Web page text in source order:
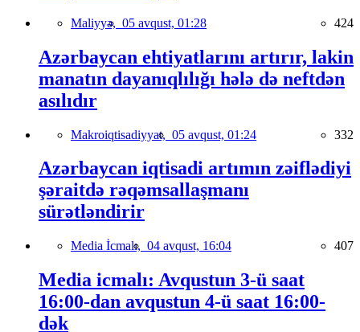
Maliyyə, 05 avqust, 01:28 424
Azərbaycan ehtiyatlarını artırır, lakin
manatın dayanıqlılığı hələ də neftdən
asılıdır
Makroiqtisadiyyat, 05 avqust, 01:24 332
Azərbaycan iqtisadi artımın zəiflədiyi
şəraitdə rəqəmsallaşmanı
sürətləndirir
Media İcmalı, 04 avqust, 16:04 407
Media icmalı: Avqustun 3-ü saat
16:00-dan avqustun 4-ü saat 16:00-
dək